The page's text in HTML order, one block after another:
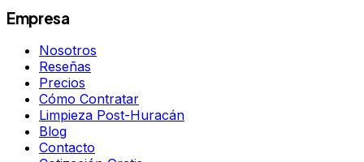
Empresa
Nosotros
Reseñas
Precios
Cómo Contratar
Limpieza Post-Huracán
Blog
Contacto